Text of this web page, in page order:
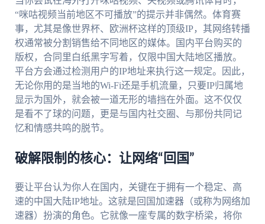
“咪咕视频当前地区不可播放”的提示并非偶然。体育赛
事，尤其是像世界杯、欧洲杯这样的顶级IP，其网络转播
权通常被分割销售给不同地区的媒体。国内平台购买的
版权，合同里白纸黑字写着，仅限中国大陆地区播放。
平台方会通过检测用户的IP地址来执行这一规定。因此，
无论你用的是当地的Wi-Fi还是手机流量，只要IP归属地
显示为国外，就会被一道无形的墙挡在外面。这不仅仅
是看不了球的问题，更是与国内社交圈、与那份共同记
忆和情感共鸣的脱节。
破解限制的核心：让网络“回国”
要让平台认为你人在国内，关键在于拥有一个稳定、高
速的中国大陆IP地址。这就是回国加速器（或称为网络加
速器）扮演的角色。它就像一座专属的数字桥梁，将你